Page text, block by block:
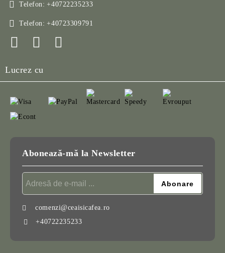
Telefon: +40722235233
Telefon: +40723309791
Lucrez cu
Abonează-mă la Newsletter
comenzi@ceaisicafea.ro
+40722235233